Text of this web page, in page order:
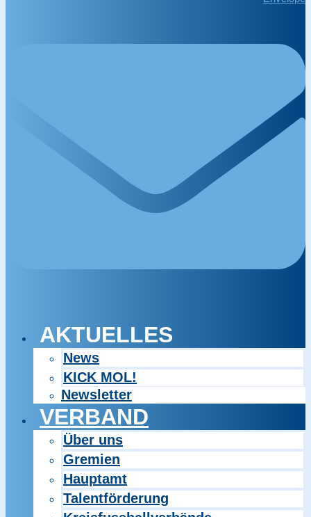
AKTUELLES
News
KICK MOL!
Newsletter
VERBAND
Über uns
Gremien
Hauptamt
Talentförderung